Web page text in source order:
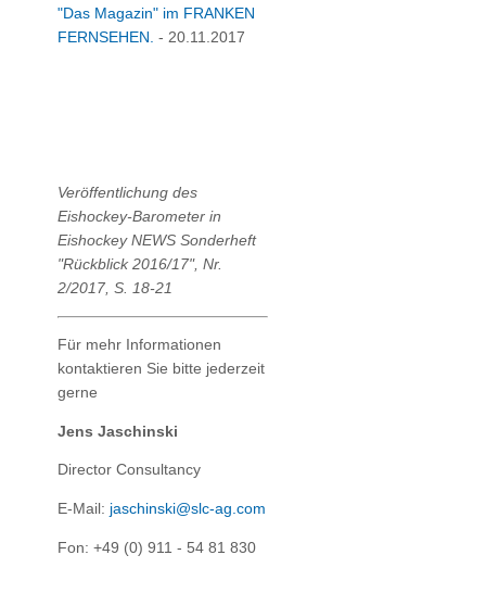
"Das Magazin" im FRANKEN
FERNSEHEN. - 20.11.2017
Veröffentlichung des
Eishockey-Barometer in
Eishockey NEWS Sonderheft
"Rückblick 2016/17", Nr.
2/2017, S. 18-21
Für mehr Informationen
kontaktieren Sie bitte jederzeit
gerne
Jens Jaschinski
Director Consultancy
E-Mail: jaschinski@slc-ag.com
Fon: +49 (0) 911 - 54 81 830